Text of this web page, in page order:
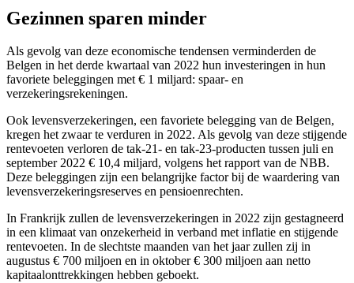
Gezinnen sparen minder
Als gevolg van deze economische tendensen verminderden de
Belgen in het derde kwartaal van 2022 hun investeringen in hun
favoriete beleggingen met € 1 miljard: spaar- en
verzekeringsrekeningen.
Ook levensverzekeringen, een favoriete belegging van de Belgen,
kregen het zwaar te verduren in 2022. Als gevolg van deze stijgende
rentevoeten verloren de tak-21- en tak-23-producten tussen juli en
september 2022 € 10,4 miljard, volgens het rapport van de NBB.
Deze beleggingen zijn een belangrijke factor bij de waardering van
levensverzekeringsreserves en pensioenrechten.
In Frankrijk zullen de levensverzekeringen in 2022 zijn gestagneerd
in een klimaat van onzekerheid in verband met inflatie en stijgende
rentevoeten. In de slechtste maanden van het jaar zullen zij in
augustus € 700 miljoen en in oktober € 300 miljoen aan netto
kapitaalonttrekkingen hebben geboekt.